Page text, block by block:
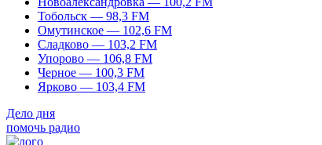
Тобольск — 98,3 FM
Омутинское — 102,6 FM
Сладково — 103,2 FM
Упорово — 106,8 FM
Черное — 100,3 FM
Ярково — 103,4 FM
Дело дня
помочь радио